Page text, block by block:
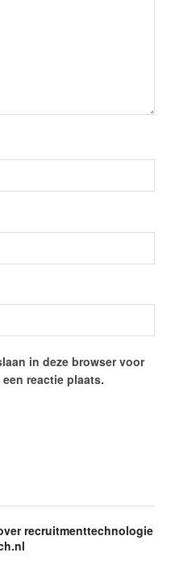
in deze browser voor
reactie plaats.
recruitmenttechnologie